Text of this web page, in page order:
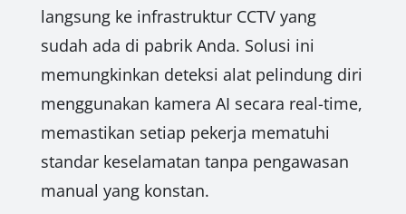
langsung ke infrastruktur CCTV yang
sudah ada di pabrik Anda. Solusi ini
memungkinkan deteksi alat pelindung diri
menggunakan kamera AI secara real-time,
memastikan setiap pekerja mematuhi
standar keselamatan tanpa pengawasan
manual yang konstan.